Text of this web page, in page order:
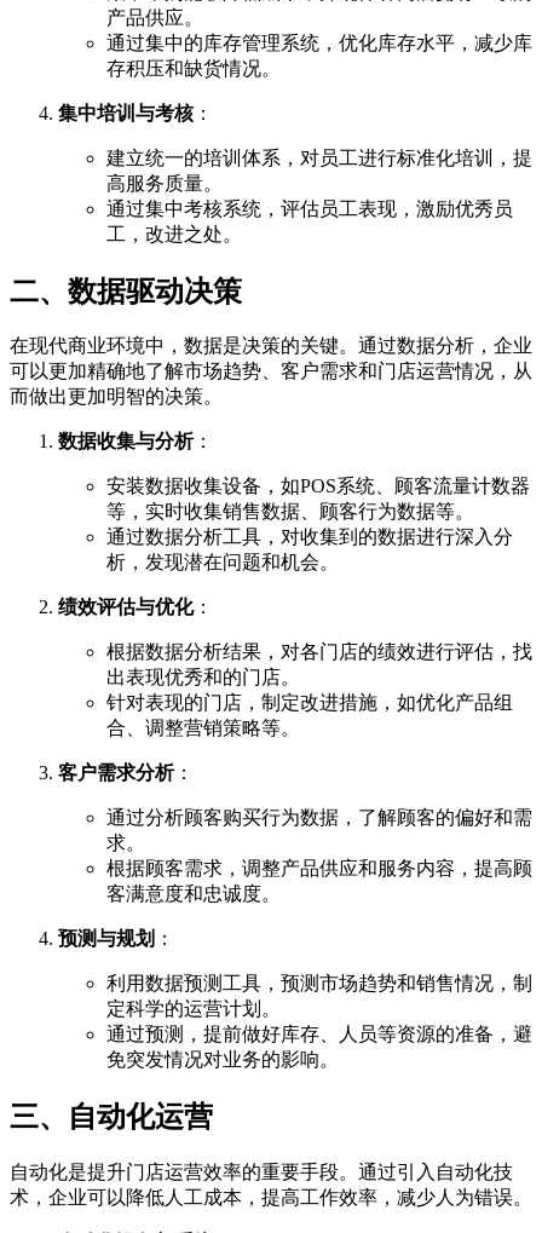
产品供应。
通过集中的库存管理系统，优化库存水平，减少库
存积压和缺货情况。
集中培训与考核：
建立统一的培训体系，对员工进行标准化培训，提
高服务质量。
通过集中考核系统，评估员工表现，激励优秀员
工，改进之处。
二、数据驱动决策
在现代商业环境中，数据是决策的关键。通过数据分析，企业
可以更加精确地了解市场趋势、客户需求和门店运营情况，从
而做出更加明智的决策。
数据收集与分析：
安装数据收集设备，如POS系统、顾客流量计数器
等，实时收集销售数据、顾客行为数据等。
通过数据分析工具，对收集到的数据进行深入分
析，发现潜在问题和机会。
绩效评估与优化：
根据数据分析结果，对各门店的绩效进行评估，找
出表现优秀和的门店。
针对表现的门店，制定改进措施，如优化产品组
合、调整营销策略等。
客户需求分析：
通过分析顾客购买行为数据，了解顾客的偏好和需
求。
根据顾客需求，调整产品供应和服务内容，提高顾
客满意度和忠诚度。
预测与规划 ：
利用数据预测工具，预测市场趋势和销售情况，制
定科学的运营计划。
通过预测，提前做好库存、人员等资源的准备，避
免突发情况对业务的影响。
三、自动化运营
自动化是提升门店运营效率的重要手段。通过引入自动化技
术，企业可以降低人工成本，提高工作效率，减少人为错误。